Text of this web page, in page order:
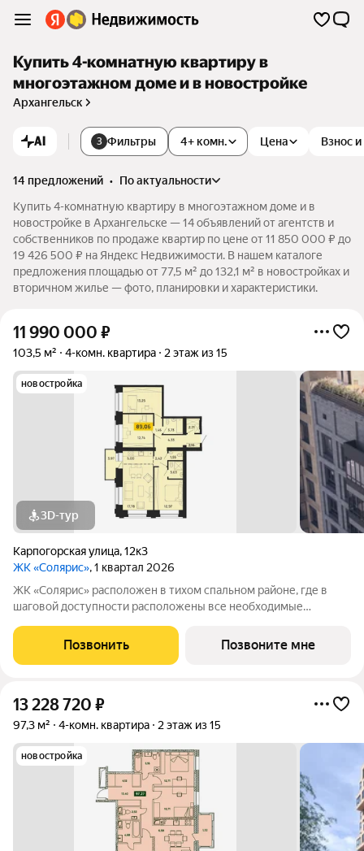
Купить 4-комнатную квартиру в
многоэтажном доме и в новостройке
Архангельск
AI 3 Фильтры Цена Взнос
4+ комн.
14 предложений •
по актуальности
Купить 4-комнатную квартиру в многоэтажном доме и в
новостройке в Архангельске — 14 объявлений от агентств и
собственников по продаже квартир по цене от 11 850 000 ₽ до
19 426 500 ₽ на Яндекс Недвижимости. В нашем каталоге
предложения площадью от 77,5 м² до 132,1 м² в новостройках и
вторичном жилье — фото, планировки и характеристики.
11 990 000 ₽
103,5 м² 4-комн. квартира 2 этаж из 15
новостройка
3D-тур
Карпогорская улица,12к3
ЖК «Солярис», 1 квартал 2026
ЖК «Солярис» расположен в тихом спальном районе, где в
шаговой доступности расположены все необходимые
комплекс и фитнес-зал. В доме две составные части:
малоэтажная и, как мы ее назвали,
Позвонить Позвоните мне
13 228 720 ₽
97,3 м² 4-комн. квартира 2 этаж из 15
новостройка